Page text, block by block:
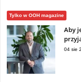
Tylko w OOH magazine
Aby
04 sie